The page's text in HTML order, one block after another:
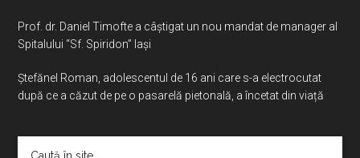
Prof. dr. Daniel Timofte a câștigat un nou mandat de manager al
Spitalului “Sf. Spiridon” Iași
Ştefănel Roman, adolescentul de 16 ani care s-a electrocutat
după ce a căzut de pe o pasarelă pietonală, a încetat din viață